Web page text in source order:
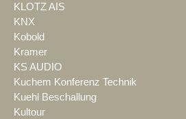
KLOTZ AIS
KNX
Kobold
Kramer
KS AUDIO
Kuchem Konferenz Technik
Kuehl Beschallung
Kultour